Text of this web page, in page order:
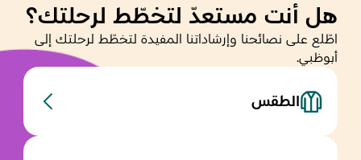
هل أنت مستعدّ لتخطّط لرحلتك؟
اطّلع على نصائحنا وإرشاداتنا المفيدة لتخطّط لرحلتك إلى
أبوظبي.
الطقس